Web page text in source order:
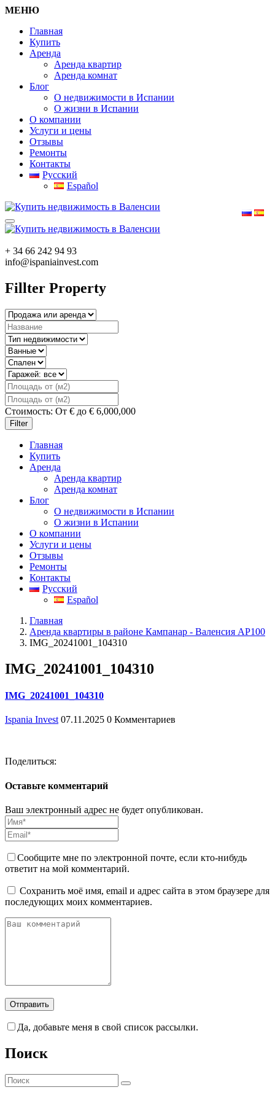
МЕНЮ
Главная
Купить
Аренда
Аренда квартир
Аренда комнат
Блог
О недвижимости в Испании
О жизни в Испании
О компании
Услуги и цены
Отзывы
Ремонты
Контакты
Русский
Español
+ 34 66 242 94 93
info@ispaniainvest.com
Fillter Property
Стоимость: От € до € 6,000,000
Filter
Главная
Купить
Аренда
Аренда квартир
Аренда комнат
Блог
О недвижимости в Испании
О жизни в Испании
О компании
Услуги и цены
Отзывы
Ремонты
Контакты
Русский
Español
Главная
Аренда квартиры в районе Кампанар - Валенсия АР100
IMG_20241001_104310
IMG_20241001_104310
IMG_20241001_104310
Ispania Invest 07.11.2025 0 Комментариев
Поделиться:
Оставьте комментарий
Ваш электронный адрес не будет опубликован.
Сообщите мне по электронной почте, если кто-нибудь
ответит на мой комментарий.
Сохранить моё имя, email и адрес сайта в этом браузере для
последующих моих комментариев.
Да, добавьте меня в свой список рассылки.
Поиск